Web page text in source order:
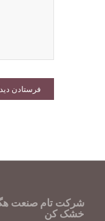
شرکت تام صنعت
خشک کن